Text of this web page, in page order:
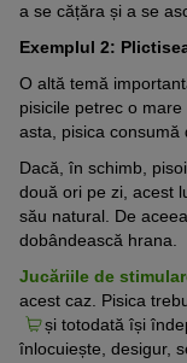
a se cățăra și a se
Exemplul 2:
O altă temă
pisicile petrec o
asta, pisica consumă
Dacă, în schimb,
două ori pe zi, acest
său natural. De
dobândească hrana.
Jucăriile de
acest caz. Pisica
și totodată își
înlocuiește, desigur,